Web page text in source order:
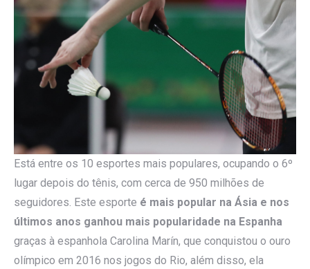
Está entre os 10 esportes mais populares, ocupando o 6º
lugar depois do tênis, com cerca de 950 milhões de
seguidores. Este esporte é mais popular na Ásia e nos
últimos anos ganhou mais popularidade na Espanha
graças à espanhola Carolina Marín, que conquistou o ouro
olímpico em 2016 nos jogos do Rio, além disso, ela